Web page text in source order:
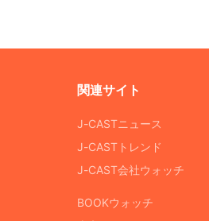
関連サイト
J-CASTニュース
J-CASTトレンド
J-CAST会社ウォッチ
BOOKウォッチ